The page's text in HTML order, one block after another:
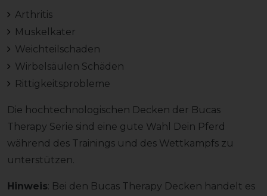
Arthritis
Muskelkater
Weichteilschaden
Wirbelsäulen Schäden
Rittigkeitsprobleme
Die hochtechnologischen Decken der Bucas
Therapy Serie sind eine gute Wahl Dein Pferd
während des Trainings und des Wettkampfs zu
unterstützen.
Hinweis: Bei den Bucas Therapy Decken handelt es